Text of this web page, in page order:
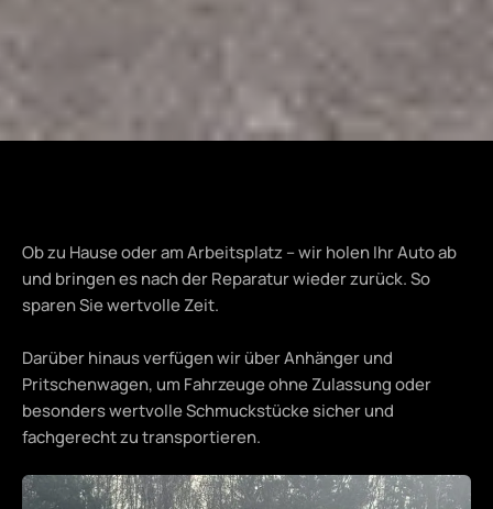
Ob zu Hause oder am Arbeitsplatz – wir holen Ihr Auto ab
und bringen es nach der Reparatur wieder zurück. So
sparen Sie wertvolle Zeit.
Darüber hinaus verfügen wir über Anhänger und
Pritschenwagen, um Fahrzeuge ohne Zulassung oder
besonders wertvolle Schmuckstücke sicher und
fachgerecht zu transportieren.